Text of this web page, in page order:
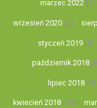
marzec 2022 (1)
wrzesień 2020(1)
styczeń 2019 (5)
październik 2018
lipiec 2018(9)
kwiecień 2018 (10)